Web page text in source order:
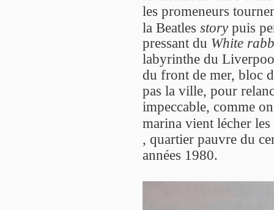
les promeneurs
la Beatles storypuis
pressant du White
labyrinthe du
du front de mer, bloc
pas la ville, pour
impeccable, comme
marina vient lécher
, quartier pauvre du
années 1980.